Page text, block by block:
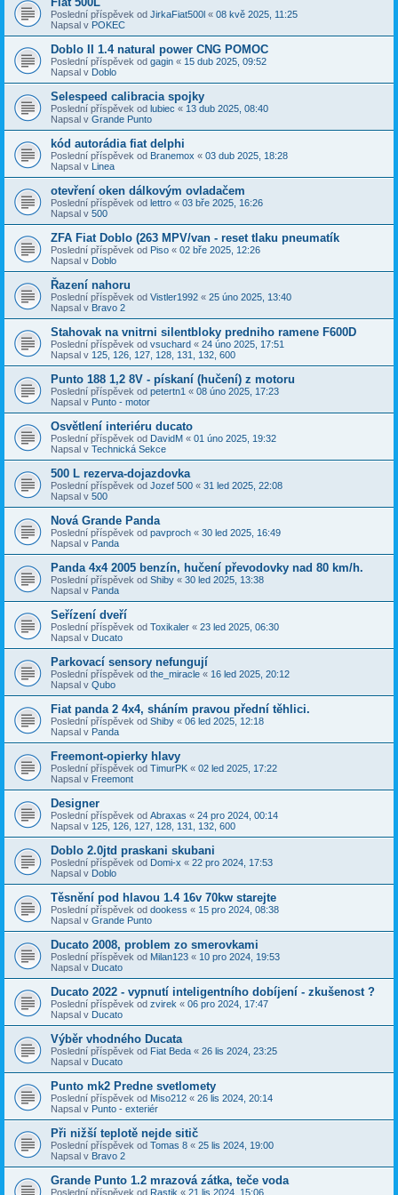
Poslední příspěvek od JirkaFiat500l « 08 kvě 2025, 11:25
Napsal v POKEC
Doblo II 1.4 natural power CNG POMOC
Poslední příspěvek od gagin « 15 dub 2025, 09:52
Napsal v Doblo
Selespeed calibracia spojky
Poslední příspěvek od lubiec « 13 dub 2025, 08:40
Napsal v Grande Punto
kód autorádia fiat delphi
Poslední příspěvek od Branemox « 03 dub 2025, 18:28
Napsal v Linea
otevření oken dálkovým ovladačem
Poslední příspěvek od lettro « 03 bře 2025, 16:26
Napsal v 500
ZFA Fiat Doblo (263 MPV/van - reset tlaku pneumatík
Poslední příspěvek od Piso « 02 bře 2025, 12:26
Napsal v Doblo
Řazení nahoru
Poslední příspěvek od Vistler1992 « 25 úno 2025, 13:40
Napsal v Bravo 2
Stahovak na vnitrni silentbloky predniho ramene F600D
Poslední příspěvek od vsuchard « 24 úno 2025, 17:51
Napsal v 125, 126, 127, 128, 131, 132, 600
Punto 188 1,2 8V - pískaní (hučení) z motoru
Poslední příspěvek od petertn1 « 08 úno 2025, 17:23
Napsal v Punto - motor
Osvětlení interiéru ducato
Poslední příspěvek od DavidM « 01 úno 2025, 19:32
Napsal v Technická Sekce
500 L rezerva-dojazdovka
Poslední příspěvek od Jozef 500 « 31 led 2025, 22:08
Napsal v 500
Nová Grande Panda
Poslední příspěvek od pavproch « 30 led 2025, 16:49
Napsal v Panda
Panda 4x4 2005 benzín, hučení převodovky nad 80 km/h.
Poslední příspěvek od Shiby « 30 led 2025, 13:38
Napsal v Panda
Seřízení dveří
Poslední příspěvek od Toxikaler « 23 led 2025, 06:30
Napsal v Ducato
Parkovací sensory nefungují
Poslední příspěvek od the_miracle « 16 led 2025, 20:12
Napsal v Qubo
Fiat panda 2 4x4, sháním pravou přední těhlici.
Poslední příspěvek od Shiby « 06 led 2025, 12:18
Napsal v Panda
Freemont-opierky hlavy
Poslední příspěvek od TimurPK « 02 led 2025, 17:22
Napsal v Freemont
Designer
Poslední příspěvek od Abraxas « 24 pro 2024, 00:14
Napsal v 125, 126, 127, 128, 131, 132, 600
Doblo 2.0jtd praskani skubani
Poslední příspěvek od Domi-x « 22 pro 2024, 17:53
Napsal v Doblo
Těsnění pod hlavou 1.4 16v 70kw starejte
Poslední příspěvek od dookess « 15 pro 2024, 08:38
Napsal v Grande Punto
Ducato 2008, problem zo smerovkami
Poslední příspěvek od Milan123 « 10 pro 2024, 19:53
Napsal v Ducato
Ducato 2022 - vypnutí inteligentního dobíjení - zkušenost ?
Poslední příspěvek od zvirek « 06 pro 2024, 17:47
Napsal v Ducato
Výběr vhodného Ducata
Poslední příspěvek od Fiat Beda « 26 lis 2024, 23:25
Napsal v Ducato
Punto mk2 Predne svetlomety
Poslední příspěvek od Miso212 « 26 lis 2024, 20:14
Napsal v Punto - exteriér
Při nižší teplotě nejde sitič
Poslední příspěvek od Tomas 8 « 25 lis 2024, 19:00
Napsal v Bravo 2
Grande Punto 1.2 mrazová zátka, teče voda
Poslední příspěvek od Rastik « 21 lis 2024, 15:06